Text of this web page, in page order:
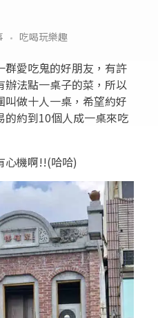
吃喝玩樂趣
愛吃鬼的好朋友，有許
辦法點一桌子的菜，所以
做十人一桌，希望約好
約到10個人成一桌來吃
心機啊!!(哈哈)